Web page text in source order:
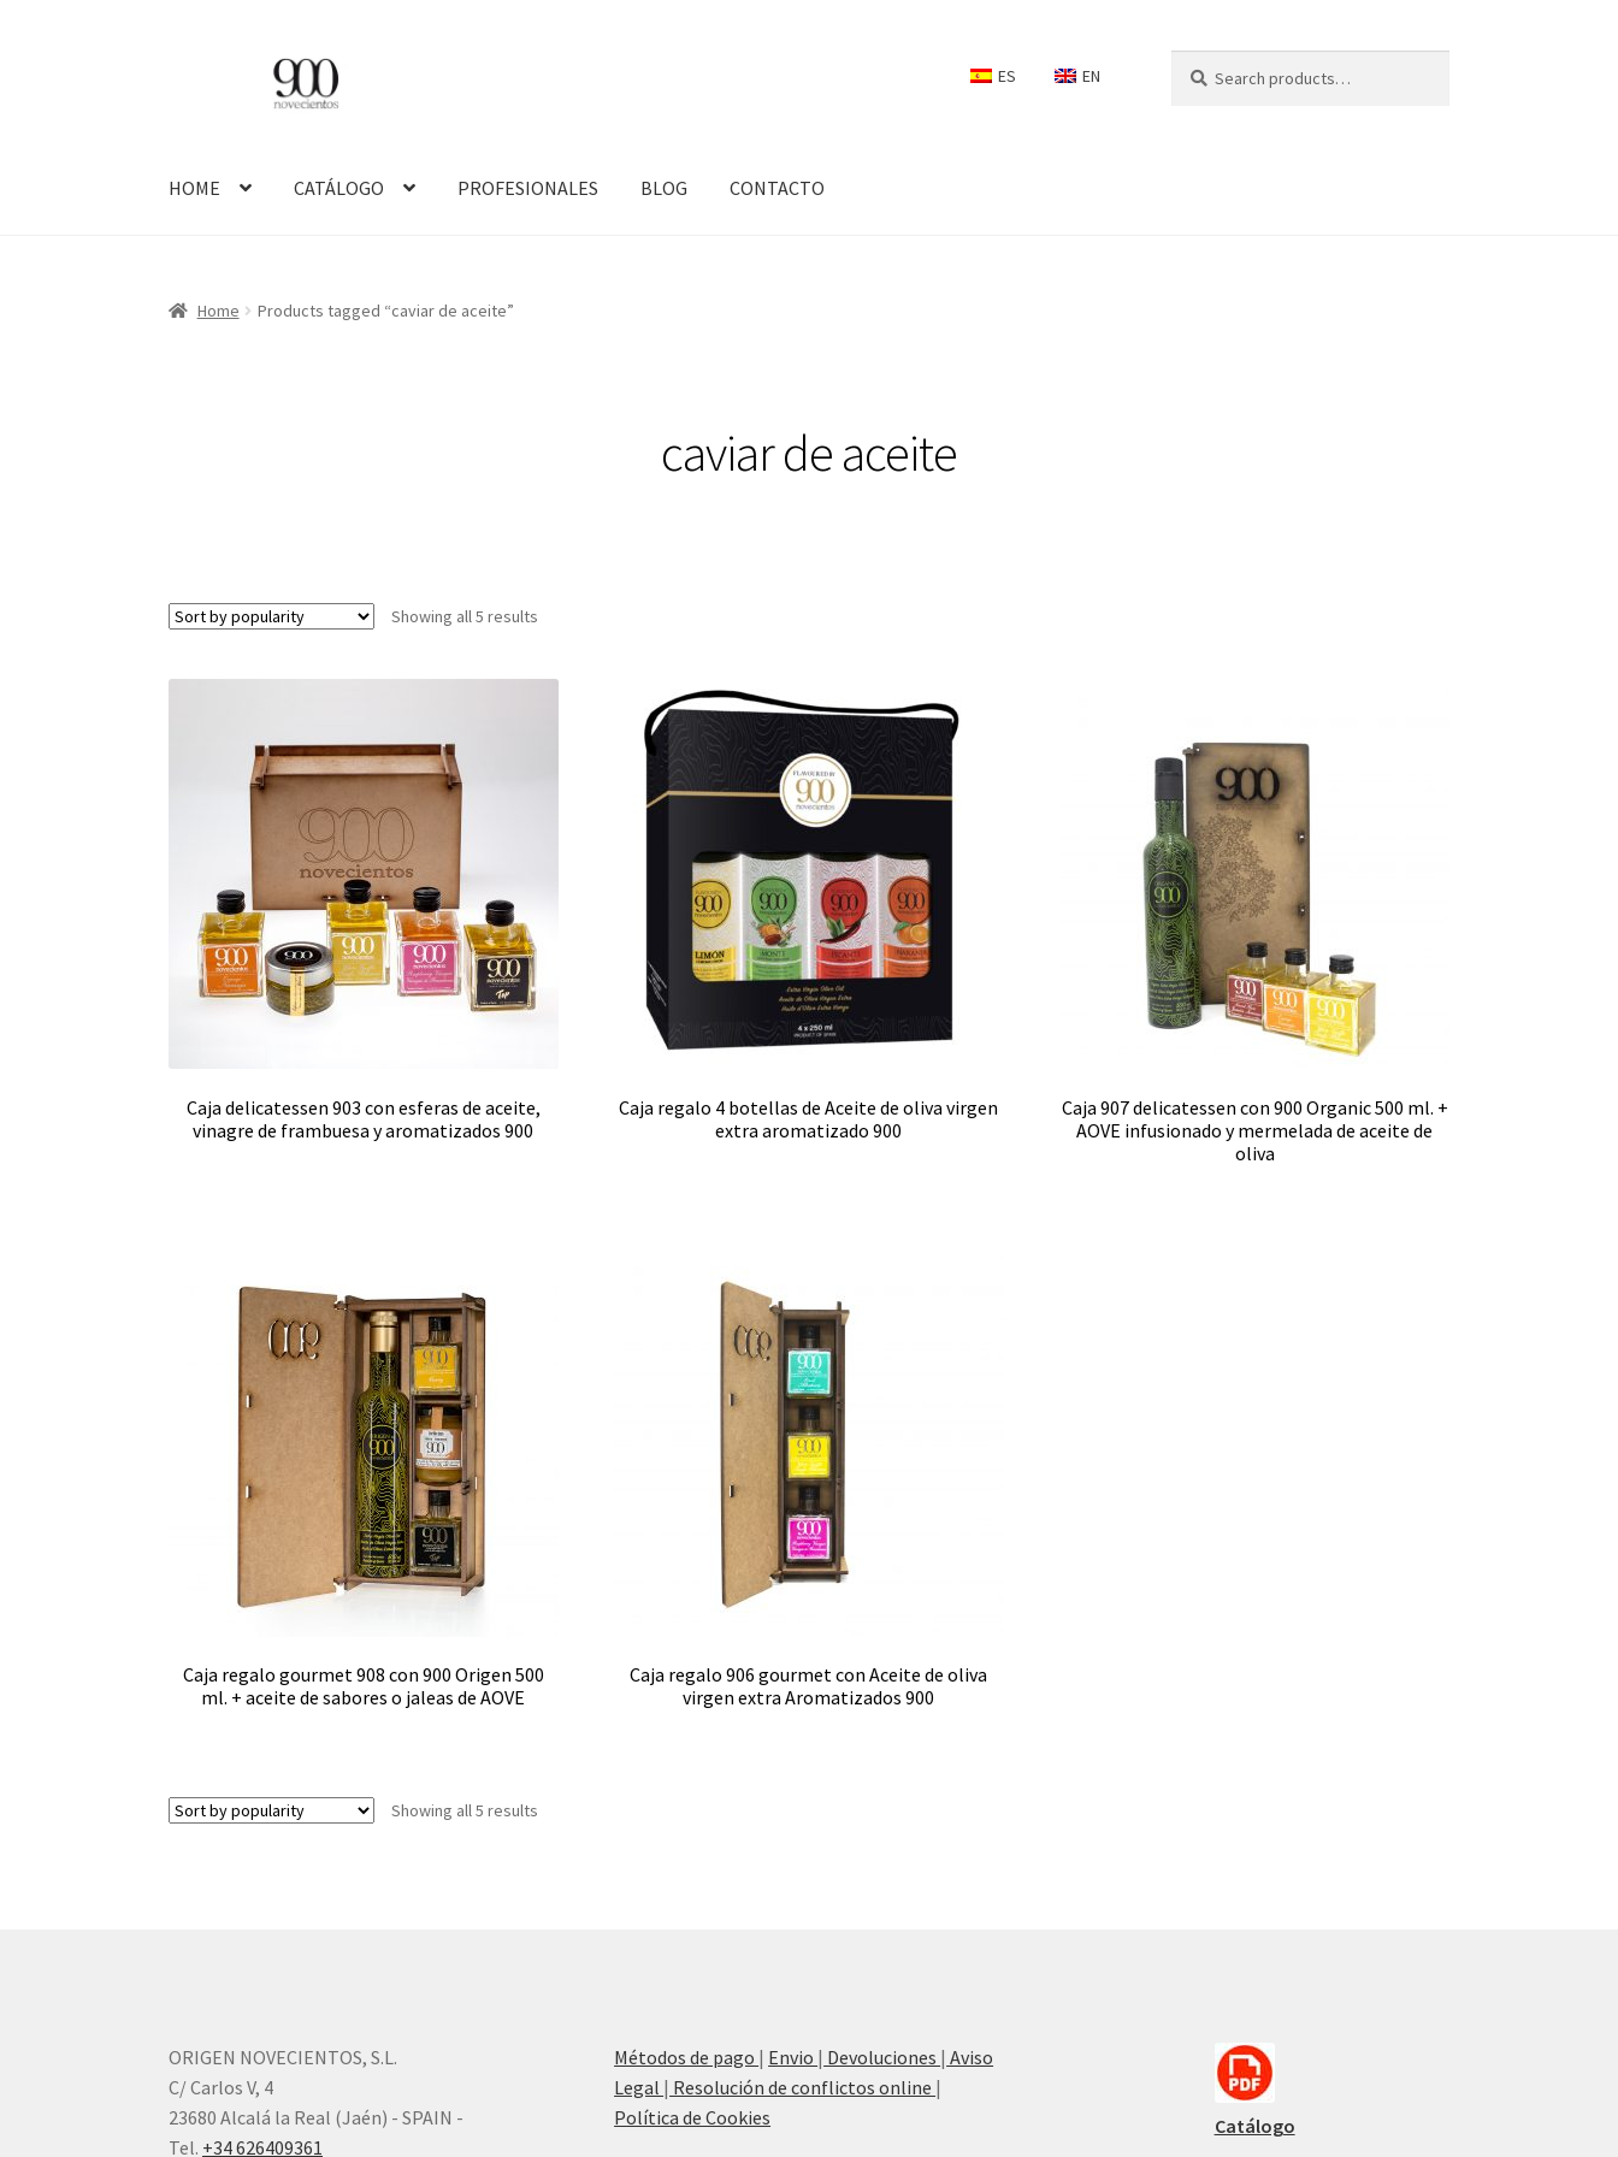
ES EN
for:
HOME CATÁLOGO PROFESIONALES BLOG CONTACTO
Home Products tagged “caviar de aceite”
caviar de aceite
Showing all 5 results
Caja delicatessen 903 con esferas de aceite,
vinagre de frambuesa y aromatizados 900
Caja regalo 4 botellas de Aceite de oliva virgen
extra aromatizado 900
Caja 907 delicatessen con 900 Organic 500 ml. +
AOVE infusionado y mermelada de aceite de
oliva
Caja regalo gourmet 908 con 900 Origen 500
ml. + aceite de sabores o jaleas de AOVE
Caja regalo 906 gourmet con Aceite de oliva
virgen extra Aromatizados 900
Showing all 5 results
ORIGEN NOVECIENTOS, S.L.
C/ Carlos V, 4
23680 Alcalá la Real (Jaén) - SPAIN -
Tel. +34 626409361
Métodos de pago | Envio | Devoluciones | Aviso
Legal | Resolución de conflictos online |
Política de Cookies
Catálogo